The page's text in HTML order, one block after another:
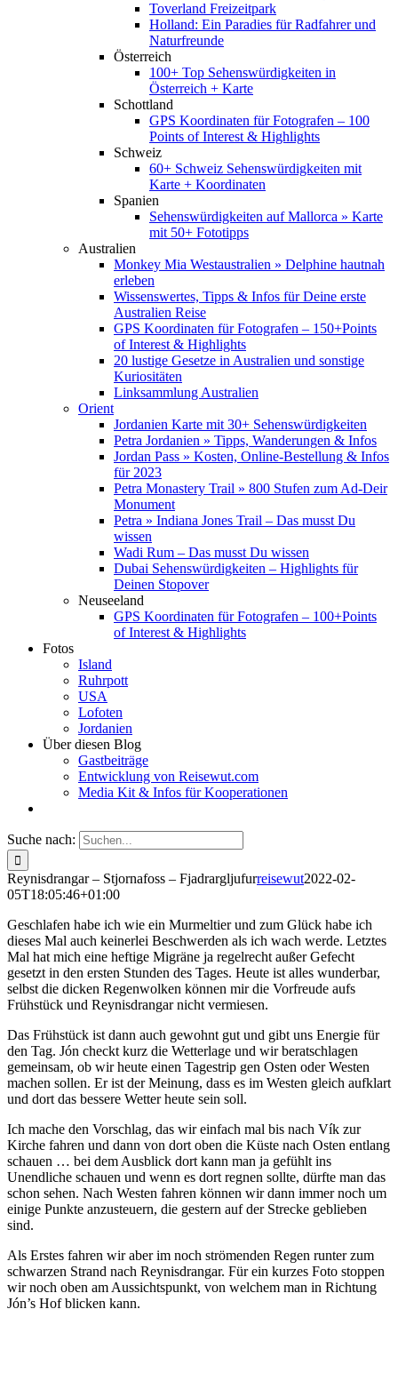
Toverland Freizeitpark
Holland: Ein Paradies für Radfahrer und
Naturfreunde
Österreich
100+ Top Sehenswürdigkeiten in
Österreich + Karte
Schottland
GPS Koordinaten für Fotografen – 100
Points of Interest & Highlights
Schweiz
60+ Schweiz Sehenswürdigkeiten mit
Karte + Koordinaten
Spanien
Sehenswürdigkeiten auf Mallorca » Karte
mit 50+ Fototipps
Australien
Monkey Mia Westaustralien » Delphine hautnah
erleben
Wissenswertes, Tipps & Infos für Deine erste
Australien Reise
GPS Koordinaten für Fotografen – 150+Points
of Interest & Highlights
20 lustige Gesetze in Australien und sonstige
Kuriositäten
Linksammlung Australien
Orient
Jordanien Karte mit 30+ Sehenswürdigkeiten
Petra Jordanien » Tipps, Wanderungen & Infos
Jordan Pass » Kosten, Online-Bestellung & Infos
für 2023
Petra Monastery Trail » 800 Stufen zum Ad-Deir
Monument
Petra » Indiana Jones Trail – Das musst Du
wissen
Wadi Rum – Das musst Du wissen
Dubai Sehenswürdigkeiten – Highlights für
Deinen Stopover
Neuseeland
GPS Koordinaten für Fotografen – 100+Points
of Interest & Highlights
Fotos
Island
Ruhrpott
USA
Lofoten
Jordanien
Über diesen Blog
Gastbeiträge
Entwicklung von Reisewut.com
Media Kit & Infos für Kooperationen
Suche nach:
Reynisdrangar – Stjornafoss – Fjadrargljufurreisewut2022-02-
05T18:05:46+01:00
Geschlafen habe ich wie ein Murmeltier und zum Glück habe ich
dieses Mal auch keinerlei Beschwerden als ich wach werde. Letztes
Mal hat mich eine heftige Migräne ja regelrecht außer Gefecht
gesetzt in den ersten Stunden des Tages. Heute ist alles wunderbar,
selbst die dicken Regenwolken können mir die Vorfreude aufs
Frühstück und Reynisdrangar nicht vermiesen.
Das Frühstück ist dann auch gewohnt gut und gibt uns Energie für
den Tag. Jón checkt kurz die Wetterlage und wir beratschlagen
gemeinsam, ob wir heute einen Tagestrip gen Osten oder Westen
machen sollen. Er ist der Meinung, dass es im Westen gleich aufklart
und dort das bessere Wetter heute sein soll.
Ich mache den Vorschlag, das wir einfach mal bis nach Vík zur
Kirche fahren und dann von dort oben die Küste nach Osten entlang
schauen … bei dem Ausblick dort kann man ja gefühlt ins
Unendliche schauen und wenn es dort regnen sollte, dürfte man das
schon sehen. Nach Westen fahren können wir dann immer noch um
einige Punkte anzusteuern, die gestern auf der Strecke geblieben
sind.
Als Erstes fahren wir aber im noch strömenden Regen runter zum
schwarzen Strand nach Reynisdrangar. Für ein kurzes Foto stoppen
wir noch oben am Aussichtspunkt, von welchem man in Richtung
Jón’s Hof blicken kann.